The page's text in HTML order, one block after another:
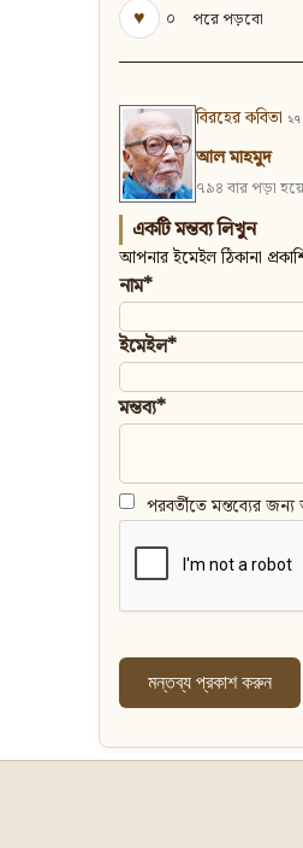
♥
০ পরে পড়বো
বিরহের কবিতা
আল মাহমুদ
৭৯৪ বার পড়া
একটি মন্তব্য লিখুন
আপনার ইমেইল ঠিকানা
নাম*
ইমেইল*
মন্তব্য*
পরবর্তীতে মন্তব্যের